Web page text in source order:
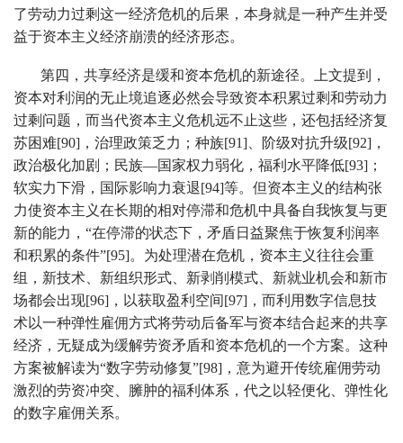
了劳动力过剩这一经济危机的后果，本身就是一种产生并受
益于资本主义经济崩溃的经济形态。
第四，共享经济是缓和资本危机的新途径。上文提到，
资本对利润的无止境追逐必然会导致资本积累过剩和劳动力
过剩问题，而当代资本主义危机远不止这些，还包括经济复
苏困难[90]，治理政策乏力；种族[91]、阶级对抗升级[92]，
政治极化加剧；民族—国家权力弱化，福利水平降低[93]；
软实力下滑，国际影响力衰退[94]等。但资本主义的结构张
力使资本主义在长期的相对停滞和危机中具备自我恢复与更
新的能力，“在停滞的状态下，矛盾日益聚焦于恢复利润率
和积累的条件”[95]。为处理潜在危机，资本主义往往会重
组，新技术、新组织形式、新剥削模式、新就业机会和新市
场都会出现[96]，以获取盈利空间[97]，而利用数字信息技
术以一种弹性雇佣方式将劳动后备军与资本结合起来的共享
经济，无疑成为缓解劳资矛盾和资本危机的一个方案。这种
方案被解读为“数字劳动修复”[98]，意为避开传统雇佣劳动
激烈的劳资冲突、臃肿的福利体系，代之以轻便化、弹性化
的数字雇佣关系。